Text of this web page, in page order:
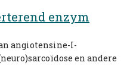
enzym
angiotensine-I-
en andere